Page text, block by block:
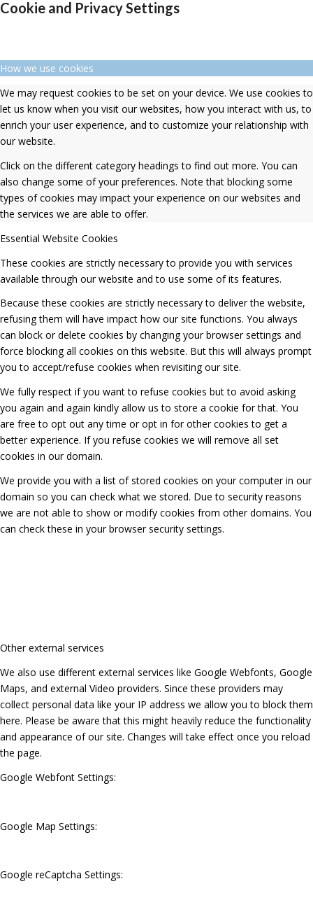
Cookie and Privacy Settings
How we use cookies
We may request cookies to be set on your device. We use cookies to
let us know when you visit our websites, how you interact with us, to
enrich your user experience, and to customize your relationship with
our website.
Click on the different category headings to find out more. You can
also change some of your preferences. Note that blocking some
types of cookies may impact your experience on our websites and
the services we are able to offer.
Essential Website Cookies
These cookies are strictly necessary to provide you with services
available through our website and to use some of its features.
Because these cookies are strictly necessary to deliver the website,
refusing them will have impact how our site functions. You always
can block or delete cookies by changing your browser settings and
force blocking all cookies on this website. But this will always prompt
you to accept/refuse cookies when revisiting our site.
We fully respect if you want to refuse cookies but to avoid asking
you again and again kindly allow us to store a cookie for that. You
are free to opt out any time or opt in for other cookies to get a
better experience. If you refuse cookies we will remove all set
cookies in our domain.
We provide you with a list of stored cookies on your computer in our
domain so you can check what we stored. Due to security reasons
we are not able to show or modify cookies from other domains. You
can check these in your browser security settings.
Other external services
We also use different external services like Google Webfonts, Google
Maps, and external Video providers. Since these providers may
collect personal data like your IP address we allow you to block them
here. Please be aware that this might heavily reduce the functionality
and appearance of our site. Changes will take effect once you reload
the page.
Google Webfont Settings:
Google Map Settings:
Google reCaptcha Settings: